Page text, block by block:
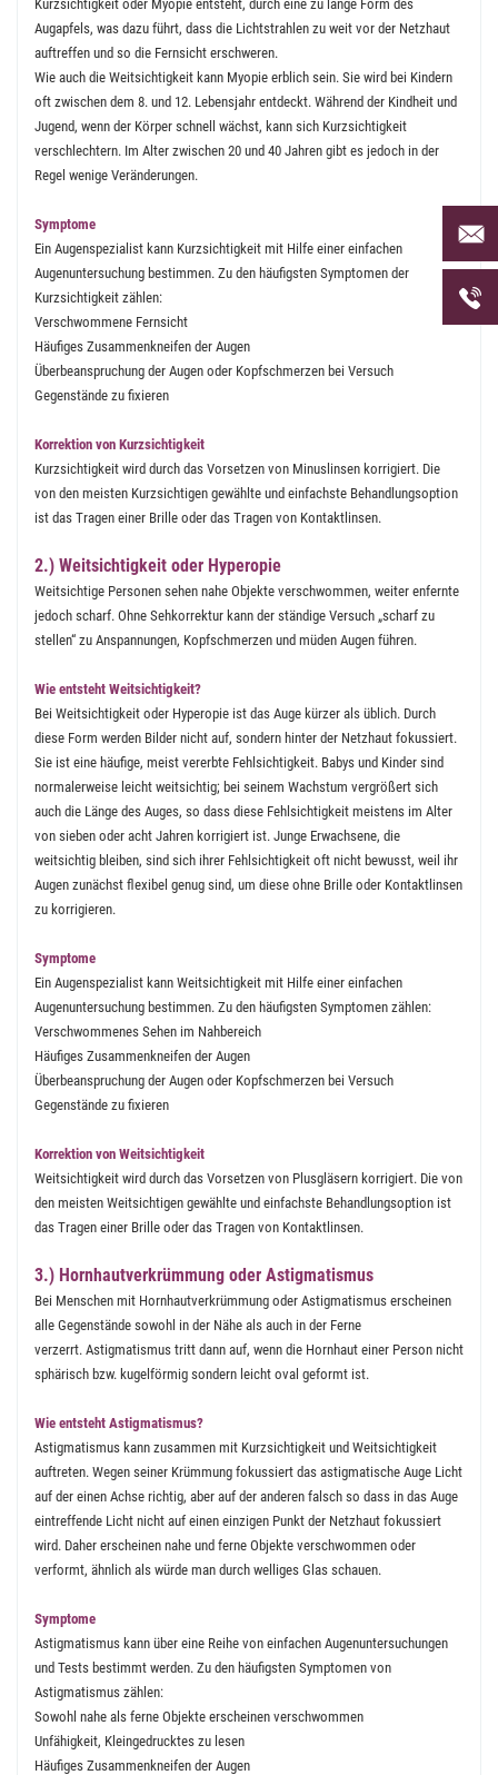
Kurzsichtigkeit oder Myopie entsteht, durch eine zu lange Form des
Augapfels, was dazu führt, dass die Lichtstrahlen zu weit vor der Netzhaut
auftreffen und so die Fernsicht erschweren.
Wie auch die Weitsichtigkeit kann Myopie erblich sein. Sie wird bei Kindern
oft zwischen dem 8. und 12. Lebensjahr entdeckt. Während der Kindheit und
Jugend, wenn der Körper schnell wächst, kann sich Kurzsichtigkeit
verschlechtern. Im Alter zwischen 20 und 40 Jahren gibt es jedoch in der
Regel wenige Veränderungen.
Symptome
Ein Augenspezialist kann Kurzsichtigkeit mit Hilfe einer einfachen
Augenuntersuchung bestimmen. Zu den häufigsten Symptomen der
Kurzsichtigkeit zählen:
Verschwommene Fernsicht
Häufiges Zusammenkneifen der Augen
Überbeanspruchung der Augen oder Kopfschmerzen bei Versuch
Gegenstände zu fixieren
Korrektion von Kurzsichtigkeit
Kurzsichtigkeit wird durch das Vorsetzen von Minuslinsen korrigiert. Die
von den meisten Kurzsichtigen gewählte und einfachste Behandlungsoption
ist das Tragen einer Brille oder das Tragen von Kontaktlinsen.
2.) Weitsichtigkeit oder Hyperopie
Weitsichtige Personen sehen nahe Objekte verschwommen, weiter enfernte
jedoch scharf. Ohne Sehkorrektur kann der ständige Versuch „scharf zu
stellen“ zu Anspannungen, Kopfschmerzen und müden Augen führen.
Wie entsteht Weitsichtigkeit?
Bei Weitsichtigkeit oder Hyperopie ist das Auge kürzer als üblich. Durch
diese Form werden Bilder nicht auf, sondern hinter der Netzhaut fokussiert.
Sie ist eine häufige, meist vererbte Fehlsichtigkeit. Babys und Kinder sind
normalerweise leicht weitsichtig; bei seinem Wachstum vergrößert sich
auch die Länge des Auges, so dass diese Fehlsichtigkeit meistens im Alter
von sieben oder acht Jahren korrigiert ist. Junge Erwachsene, die
weitsichtig bleiben, sind sich ihrer Fehlsichtigkeit oft nicht bewusst, weil ihr
Augen zunächst flexibel genug sind, um diese ohne Brille oder Kontaktlinsen
zu korrigieren.
Symptome
Ein Augenspezialist kann Weitsichtigkeit mit Hilfe einer einfachen
Augenuntersuchung bestimmen. Zu den häufigsten Symptomen zählen:
Verschwommenes Sehen im Nahbereich
Häufiges Zusammenkneifen der Augen
Überbeanspruchung der Augen oder Kopfschmerzen bei Versuch
Gegenstände zu fixieren
Korrektion von Weitsichtigkeit
Weitsichtigkeit wird durch das Vorsetzen von Plusgläsern korrigiert. Die von
den meisten Weitsichtigen gewählte und einfachste Behandlungsoption ist
das Tragen einer Brille oder das Tragen von Kontaktlinsen.
3.) Hornhautverkrümmung oder Astigmatismus
Bei Menschen mit Hornhautverkrümmung oder Astigmatismus erscheinen
alle Gegenstände sowohl in der Nähe als auch in der Ferne
verzerrt. Astigmatismus tritt dann auf, wenn die Hornhaut einer Person nicht
sphärisch bzw. kugelförmig sondern leicht oval geformt ist.
Wie entsteht Astigmatismus?
Astigmatismus kann zusammen mit Kurzsichtigkeit und Weitsichtigkeit
auftreten. Wegen seiner Krümmung fokussiert das astigmatische Auge Licht
auf der einen Achse richtig, aber auf der anderen falsch so dass in das Auge
eintreffende Licht nicht auf einen einzigen Punkt der Netzhaut fokussiert
wird. Daher erscheinen nahe und ferne Objekte verschwommen oder
verformt, ähnlich als würde man durch welliges Glas schauen.
Symptome
Astigmatismus kann über eine Reihe von einfachen Augenuntersuchungen
und Tests bestimmt werden. Zu den häufigsten Symptomen von
Astigmatismus zählen:
Sowohl nahe als ferne Objekte erscheinen verschwommen
Unfähigkeit, Kleingedrucktes zu lesen
Häufiges Zusammenkneifen der Augen
Per
uns
uns